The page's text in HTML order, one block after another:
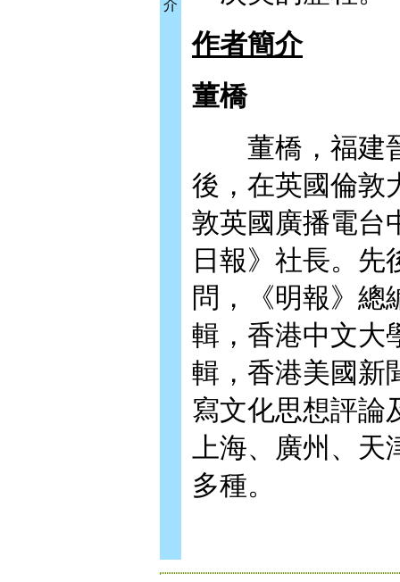
介
作者簡介
董橋
董橋，福建晉
後，在英國倫敦
敦英國廣播電台
日報》社長。
問，《明報》總
輯，香港中文大
輯，香港美國新
寫文化思想評論
上海、廣州、天
多種。